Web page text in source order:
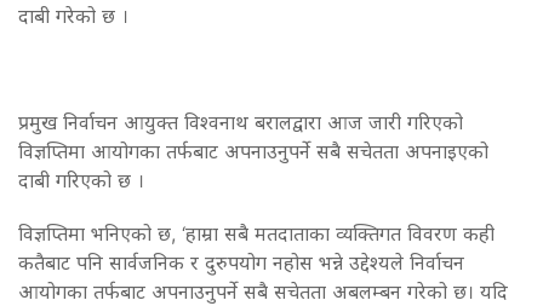
दाबी गरेको छ ।
प्रमुख निर्वाचन आयुक्त विश्वनाथ बरालद्वारा आज जारी गरिएको
विज्ञप्तिमा आयोगका तर्फबाट अपनाउनुपर्ने सबै सचेतता अपनाइएको
दाबी गरिएको छ ।
विज्ञप्तिमा भनिएको छ, ‘हाम्रा सबै मतदाताका व्यक्तिगत विवरण कही
कतैबाट पनि सार्वजनिक र दुरुपयोग नहोस भन्ने उद्देश्यले निर्वाचन
आयोगका तर्फबाट अपनाउनुपर्ने सबै सचेतता अबलम्बन गरेको छ। यदि